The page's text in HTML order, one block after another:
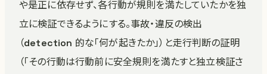
や是正に依存せず、各行動が規則を満たしていたかを独
立に検証できるようにする。事故・違反の検出
（detection 的な「何が起きたか」）と走行判断の証明
（「その行動は行動前に安全規則を満たすと独立検証さ